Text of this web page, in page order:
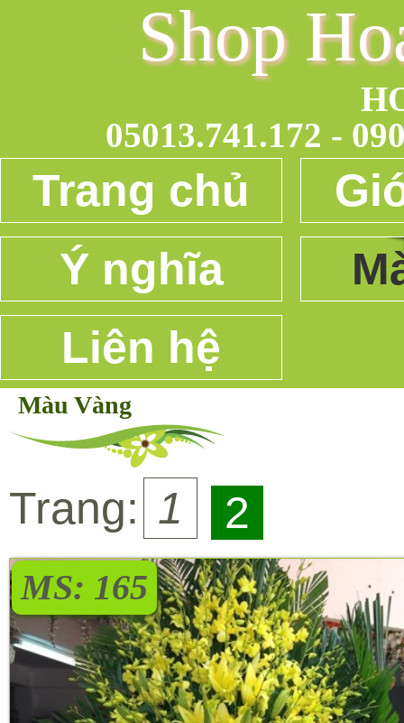
05013.741.172 -
Shop
Trang chủ
Ý nghĩa
Liên hệ
Màu Vàng
Trang: 1 2
MS: 165